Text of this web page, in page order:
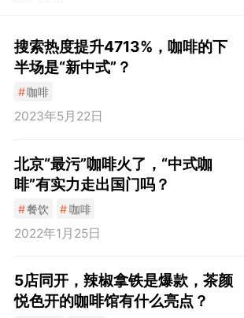
搜索热度提升4713%，咖啡的下
半场是“新中式”？
#咖啡
2023年5月22日
北京“最污”咖啡火了，“中式咖
啡”有实力走出国门吗？
#餐饮 #咖啡
2022年1月25日
5店同开，辣椒拿铁是爆款，茶颜
悦色开的咖啡馆有什么亮点？